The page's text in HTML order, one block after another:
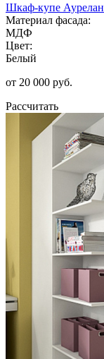
Шкаф-купе Аурелан
Материал фасада:
МДФ
Цвет:
Белый
от 20 000 руб.
Рассчитать